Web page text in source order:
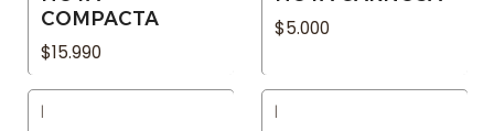
COMPACTA
$15.990
$5.000